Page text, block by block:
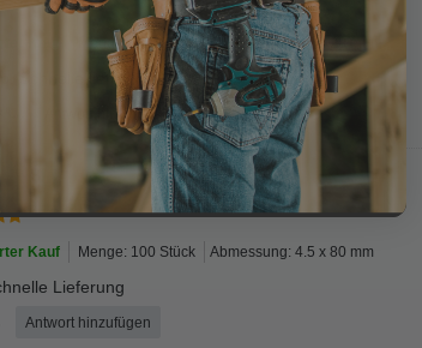
Menge: 200 Stück Abmessung: 4.5 x 20 mm
Schnelle lieferung
Antwort hinzufügen
Kauf Menge: 100 Stück Abmessung: 4.5 x 80 mm
Lieferung
Antwort hinzufügen